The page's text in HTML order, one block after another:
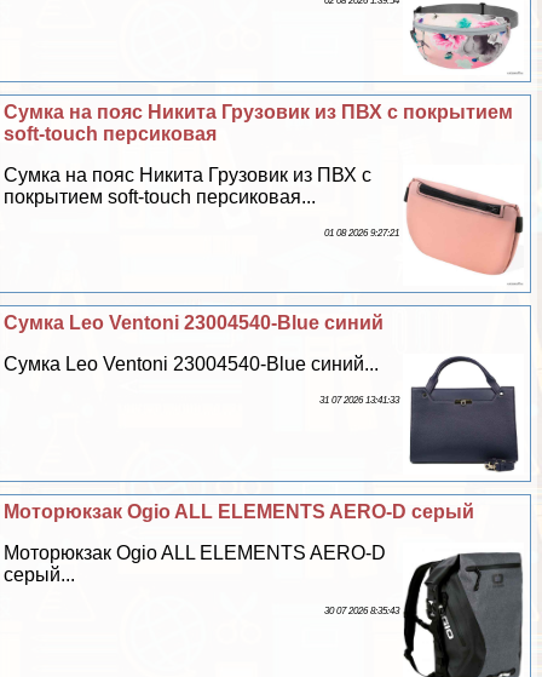
Сумка на пояс Никита Грузовик из ПВХ с покрытием
soft-touch персиковая
Сумка на пояс Никита Грузовик из ПВХ с
покрытием soft-touch персиковая...
01 08 2026 9:27:21
Сумка Leo Ventoni 23004540-Blue синий
Сумка Leo Ventoni 23004540-Blue синий...
31 07 2026 13:41:33
Моторюкзак Ogio ALL ELEMENTS AERO-D серый
Моторюкзак Ogio ALL ELEMENTS AERO-D
серый...
30 07 2026 8:35:43